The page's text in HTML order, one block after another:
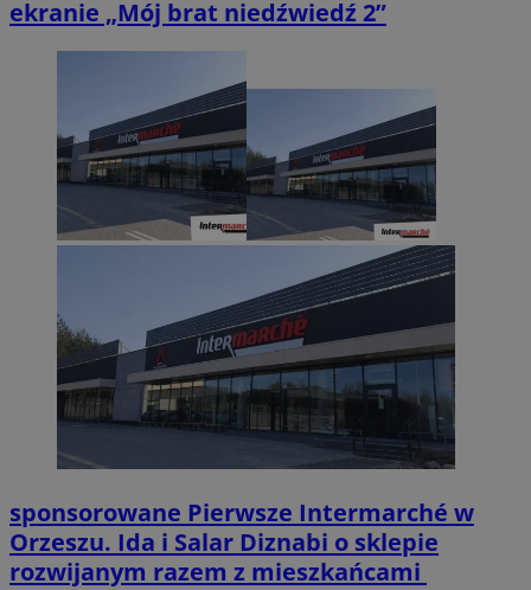
ekranie „Mój brat niedźwiedź 2”
sponsorowane Pierwsze Intermarché w
Orzeszu. Ida i Salar Diznabi o sklepie
rozwijanym razem z mieszkańcami